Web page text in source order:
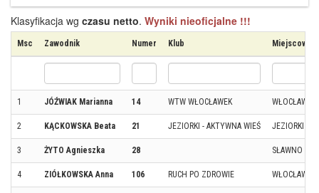
Klasyfikacja wg czasu netto. Wyniki nieoficjalne !!!
Msc Zawodnik Numer Klub
1 JÓŹWIAK Marianna 14 WTW WŁOCŁAWEK WŁOCŁAWEK
2 KĄCKOWSKA Beata 21 JEZIORKI - AKTYWNA WIEŚ JEZIORKI
3 ŻYTO Agnieszka 28 SŁAWNO
4 ZIÓŁKOWSKA Anna 106 RUCH PO ZDROWIE WŁOCŁAWEK